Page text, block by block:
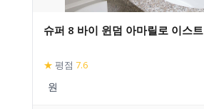
슈퍼 8 바이 윈덤 아마릴로 이스트
★ 평점 7.6